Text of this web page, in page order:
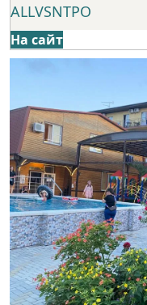
ALLVSNTPO
На сайт